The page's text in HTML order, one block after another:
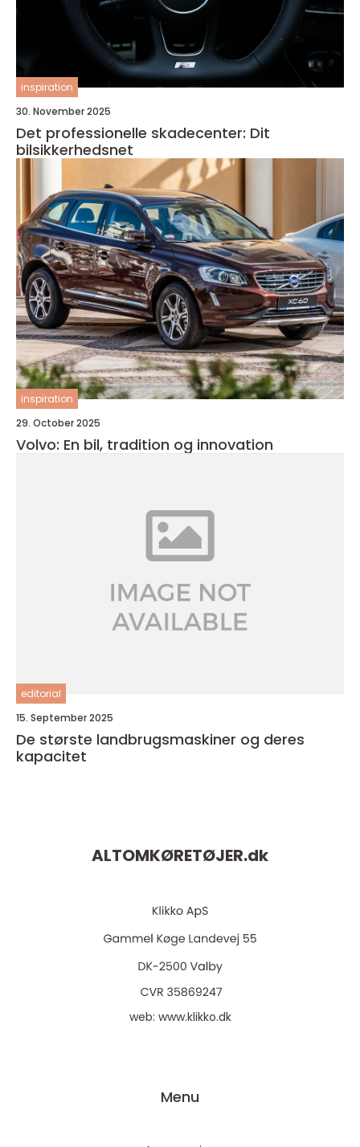
inspiration
30. November 2025
Det professionelle skadecenter: Dit
bilsikkerhedsnet
inspiration
29. October 2025
Volvo: En bil, tradition og innovation
editorial
15. September 2025
De største landbrugsmaskiner og deres
kapacitet
ALTOMKØRETØJER.dk
web: www.klikko.dk
Menu